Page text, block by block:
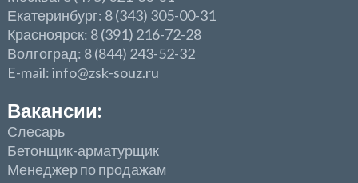
Екатеринбург: 8 (343) 305-00-31
Красноярск: 8 (391) 216-72-28
Волгоград: 8 (844) 243-52-32
E-mail: info@zsk-souz.ru
Вакансии:
Слесарь
Бетонщик-арматурщик
Менеджер по продажам